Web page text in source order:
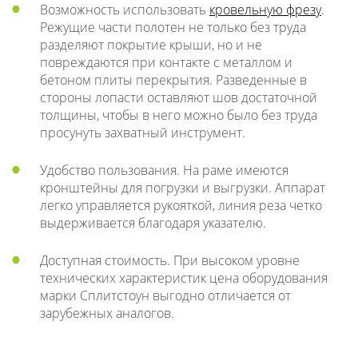
Возможность использовать кровельную фрезу.
Режущие части полотен не только без труда
разделяют покрытие крыши, но и не
повреждаются при контакте с металлом и
бетоном плиты перекрытия. Разведенные в
стороны лопасти оставляют шов достаточной
толщины, чтобы в него можно было без труда
просунуть захватный инструмент.
Удобство пользования. На раме имеются
кронштейны для погрузки и выгрузки. Аппарат
легко управляется рукояткой, линия реза четко
выдерживается благодаря указателю.
Доступная стоимость. При высоком уровне
технических характеристик цена оборудования
марки Сплитстоун выгодно отличается от
зарубежных аналогов.